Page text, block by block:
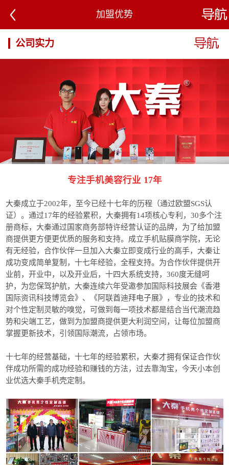
加盟优势
公司实力
专注手机美容行业 17年
大秦成立于2002年，至今已经十七年的历程（通过欧盟SGS认
证）。通过17年的经验累积，大秦拥有14项核心专利，30多个注
册商标，大秦通过国家商务部特许经营认证的品牌，为了给加盟
商提供更方便更优质的服务和支持。成立手机贴膜商学院，无论
有无经验，合作伙伴一旦加入大秦立即变成行业的高手，大秦让
成功变成简单复制，十七年经验，全程支持。为合作伙伴提供开
业前，开业中，以及开业后，十四大系统支持，360度无缝呵
护，为您保驾护航，大秦连续六年受邀参加国际科技展会《香港
国际资讯科技博览会》、《阿联酋迪拜电子展》，专业的技术和
对个性定制灵敏的嗅觉，可做到每一项技术都是结合当代潮流趋
势和尖端工艺，做到为加盟商提供更大利润空间，让每位加盟商
掌握更新技术，引领国际潮流，占领市场。
十七年的经营基础，十七年的经验累积，大秦才拥有保证合作伙
伴成功所需的成功经验和赚钱的方法，过去靠淘宝，今天小本创
业优选大秦手机壳定制。